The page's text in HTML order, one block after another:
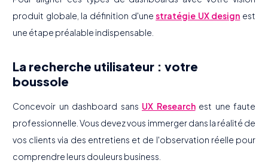
produit globale, la définition d'unestratégie UX design est
une étape préalable indispensable.
La recherche utilisateur : votre
boussole
Concevoir un dashboard sans UX Researchest une faute
professionnelle. Vous devez vous immerger dans la réalité de
vos clients via des entretiens et de l'observation réelle pour
comprendre leurs douleurs business.